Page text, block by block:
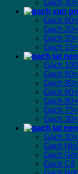
Gạch
Gạch
Gạch
Gạch
Gạch
Gạch
Gạch
Gạch
Gạch
Gạch
Gạch
Gạch
Gạch
Gạch
Gạch
Gạch Cổ